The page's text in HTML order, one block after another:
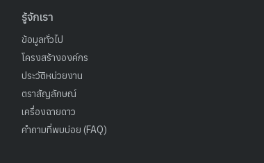
รู้จักเรา
ข้อมูลทั่วไป
โครงสร้างองค์กร
ประวัติหน่วยงาน
ตราสัญลักษณ์
เครื่องฉายดาว
คำถามที่พบบ่อย (FAQ)